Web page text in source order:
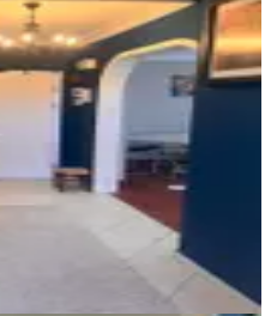
Mahallesi
· 08.08.2026